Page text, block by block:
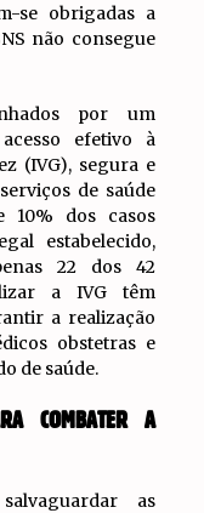
se obrigadas a
não consegue
por um
efetivo à
(IVG), segura e
de saúde
10% dos casos
estabelecido,
22 dos 42
a IVG têm
a realização
obstetras e
de saúde.
COMBATER A
as